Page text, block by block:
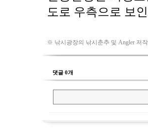
※ 낚시광장의 낚시춘추 및 Angler 저
댓글 0개